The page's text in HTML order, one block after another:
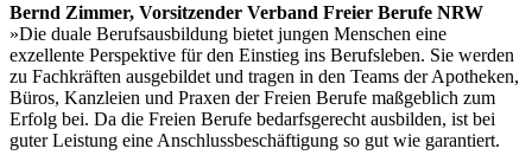
Bernd Zimmer, Vorsitzender Verband Freier Berufe NRW
»Die duale Berufsausbildung bietet jungen Menschen eine
exzellente Perspektive für den Einstieg ins Berufsleben. Sie werden
zu Fachkräften ausgebildet und tragen in den Teams der Apotheken,
Büros, Kanzleien und Praxen der Freien Berufe maßgeblich zum
Erfolg bei. Da die Freien Berufe bedarfsgerecht ausbilden, ist bei
guter Leistung eine Anschlussbeschäftigung so gut wie garantiert.